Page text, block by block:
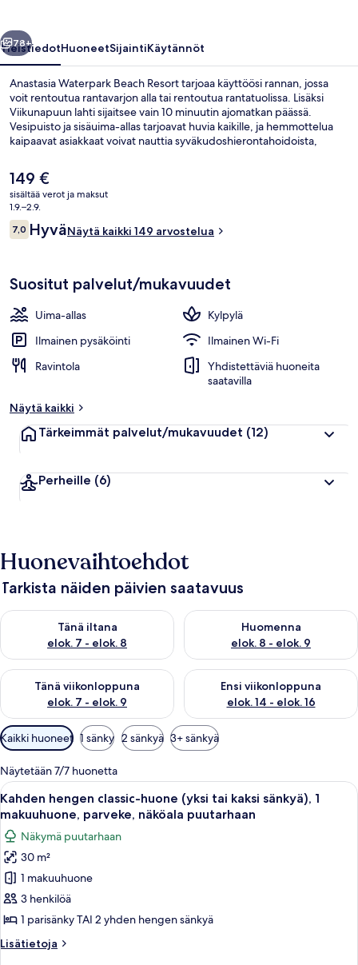
Seuraava
78+
YleistiedotHuoneetSijaintiKäytännöt
Anastasia Waterpark Beach Resort tarjoaa käyttöösi rannan, jossa
voit rentoutua rantavarjon alla tai rentoutua rantatuolissa. Lisäksi
Viikunapuun lahti sijaitsee vain 10 minuutin ajomatkan päässä.
Vesipuisto ja sisäuima-allas tarjoavat huvia kaikille, ja hemmottelua
kaipaavat asiakkaat voivat nauttia syväkudoshierontahoidoista,
ravintolaa ja 2 allasbaaria takaavat, että saat eteesi kylmän juoman
nopeasti. Muihin palveluihin kuuluu baari/aulabaari, kuntoklubi ja
kuntokeskus.
Nykyinen
hinta
on
149 €
149 €
sisältää verot ja maksut
1.9.–2.9.
Arvostelut
7,07,0 kautta 10.
HyväNäytä kaikki 149 arvostelua
Suositut palvelut/mukavuudet
Uima-allas
Kylpylä
Ilmainen pysäköinti
Ilmainen Wi-Fi
Ravintola
Yhdistettäviä huoneita
saatavilla
Näytä kaikki
Tärkeimmät palvelut/mukavuudet (12)
Perheille (6)
Huonevaihtoehdot
Tarkista näiden päivien saatavuus
Tänä iltana
elok. 7 - elok. 8
Tarkista tämän illan saatavuus elok. 7 - elok. 8
Huomenna
elok. 8 - elok. 9
Tarkista huomisen saatavuus
Tänä viikonloppuna
elok. 7 - elok. 9
Tarkista tämän viikonlopun saatavuus elok. 7 - elok. 9
Ensi viikonloppuna
elok. 14 - elok. 16
Tarkista ensi viikonlopun
Huoneille
saatavilla
olevia
suodattimia
Kaikki huoneet 1 sänky 2 sänkyä 3+ sänkyä
Näytetään 7/7 huonetta
Avaa
kaikki
huonetyypin
Kahden
hengen
classic-
huone
(yksi
tai
kaksi
Hotellihuone, jossa on suuri sänky,
4
Kahden hengen classic-huone (yksi tai kaksi sänkyä), 1
makuuhuone, parveke, näköala puutarhaan
Näkymä puutarhaan
30 m²
1 makuuhuone
3 henkilöä
1 parisänky TAI 2 yhden hengen sänkyä
Lisätietoja
Lisätietoja